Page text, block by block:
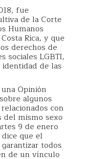
fue
de la Corte
Humanos
Rica, y que
derechos de
sociales LGBTI,
de las
Opinión
algunos
con
del mismo sexo
9 de enero
que el
todos
de un vínculo